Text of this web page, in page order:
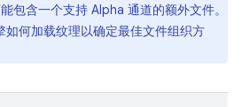
包含一个支持 Alpha 通道的额外文件。
如何加载纹理以确定最佳文件组织方